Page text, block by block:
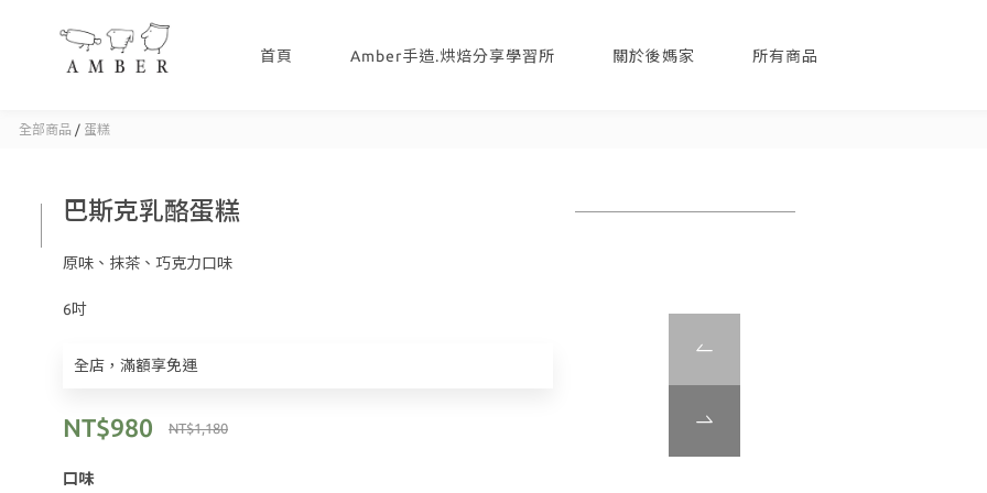
首頁 Amber手造.烘焙分享學習所 關於後媽家 所有商品
全部商品 / 蛋糕
巴斯克乳酪蛋糕
原味、抹茶、巧克力口味
6吋
全店，滿額享免運
NT$1,180
NT$980
口味